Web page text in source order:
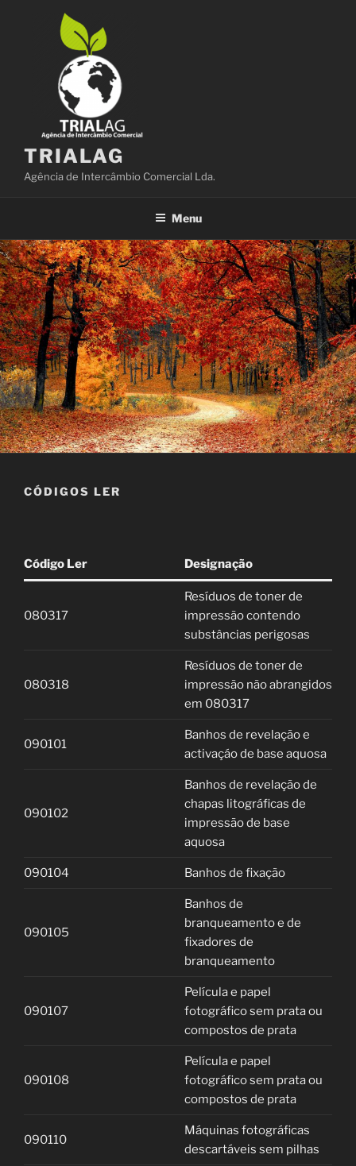
TRIALAG
Agência de Intercâmbio Comercial Lda.
Menu
CÓDIGOS LER
Código Ler Designação
080317
Resíduos de toner de
impressão contendo
substâncias perigosas
080318
Resíduos de toner de
impressão não abrangidos
em 080317
090101
Banhos de revelação e
activaçáo de base aquosa
090102
Banhos de revelação de
chapas litográficas de
impressão de base
aquosa
090104 Banhos de fixação
090105
Banhos de
branqueamento e de
fixadores de
branqueamento
090107
Película e papel
fotográfico sem prata ou
compostos de prata
090108
Película e papel
fotográfico sem prata ou
compostos de prata
090110
Máquinas fotográficas
descartáveis sem pilhas